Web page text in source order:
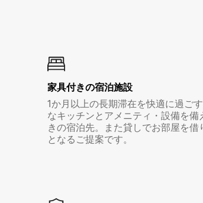
家具付き⁠の宿⁠泊⁠施⁠設
1か月以上の長期滞在を快適に過ご
なキッチンとアメニティ・設備を備
きの宿泊先。また貸しでお部屋を借
となるご提案です。